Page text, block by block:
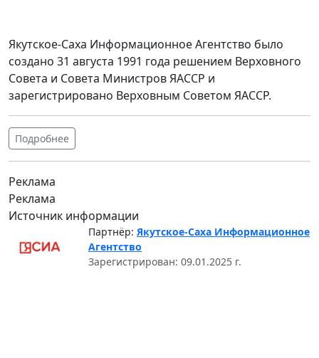
Якутское-Саха Информационное Агентство было
создано 31 августа 1991 года решением Верховного
Совета и Совета Министров ЯАССР и
зарегистрировано Верховным Советом ЯАССР.
Подробнее
Реклама
Реклама
Источник информации
Партнёр: Якутское-Саха Информационное
Агентство
Зарегистрирован: 09.01.2025 г.